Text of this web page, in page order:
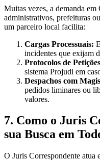
Muitas vezes, a demanda
administrativos, prefeituras
um parceiro local facilita:
Cargas Processuais:
incidentes que exijam
Protocolos de
sistema Projudi em
Despachos com
pedidos liminares ou
valores.
7. Como o Juris
sua Busca em
O Juris Correspondente atua